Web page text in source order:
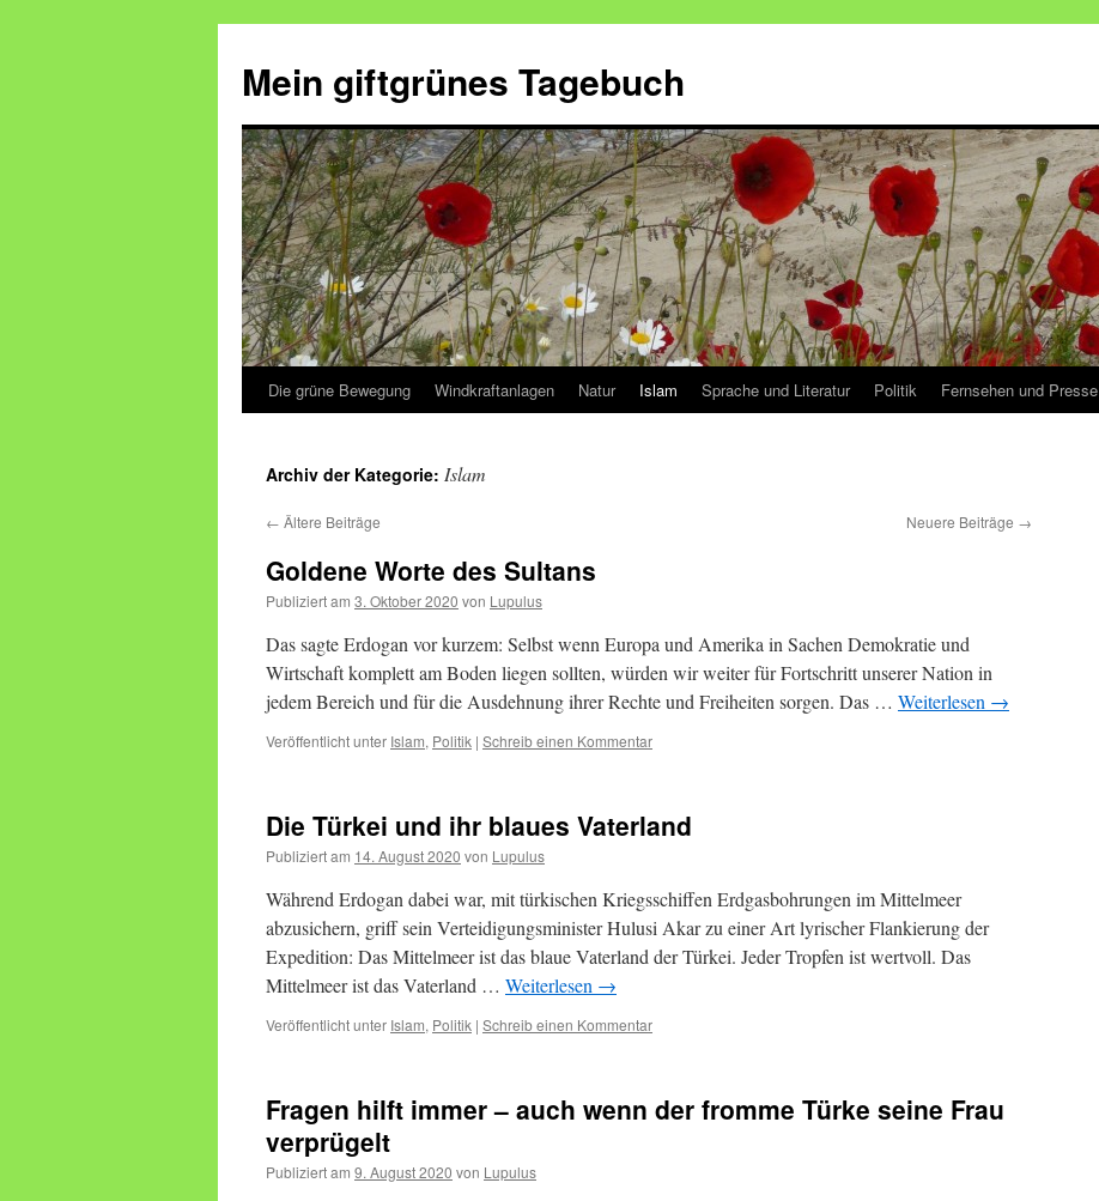
Mein giftgrünes Tagebuch
Zum
springen
Die grüne Bewegung Windkraftanlagen Natur Islam Sprache und Literatur Politik Fernsehen und Presse
Archiv der Kategorie: Islam
← Ältere Beiträge Neuere Beiträge →
Goldene Worte des Sultans
Publiziert am 3. Oktober 2020 von Lupulus
Das sagte Erdogan vor kurzem: Selbst wenn Europa und Amerika in Sachen Demokratie und
Wirtschaft komplett am Boden liegen sollten, würden wir weiter für Fortschritt unserer Nation in
jedem Bereich und für die Ausdehnung ihrer Rechte und Freiheiten sorgen. Das … Weiterlesen →
Veröffentlicht unter Islam, Politik | Schreib einen Kommentar
Die Türkei und ihr blaues Vaterland
Publiziert am 14. August 2020 von Lupulus
Während Erdogan dabei war, mit türkischen Kriegsschiffen Erdgasbohrungen im Mittelmeer
abzusichern, griff sein Verteidigungsminister Hulusi Akar zu einer Art lyrischer Flankierung der
Expedition: Das Mittelmeer ist das blaue Vaterland der Türkei. Jeder Tropfen ist wertvoll. Das
Mittelmeer ist das Vaterland … Weiterlesen →
Veröffentlicht unter Islam, Politik | Schreib einen Kommentar
Fragen hilft immer – auch wenn der fromme Türke seine Frau
verprügelt
Publiziert am 9. August 2020 von Lupulus